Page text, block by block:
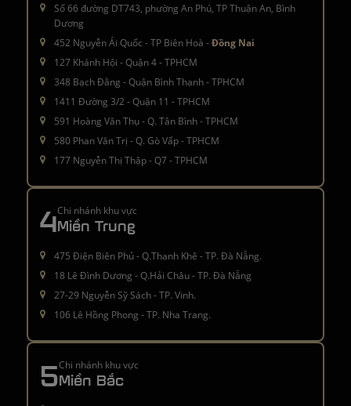
Số 66 đường DT743, phường An Phú, TP Thuận An, Bình
Dương
452 Nguyễn Ái Quốc - TP Biên Hoà -Đồng Nai
127 Khánh Hội - Quận 4 - TPHCM
348 Bạch Đằng - Quận Bình Thạnh - TPHCM
1411 Đường 3/2 - Quận 11 - TPHCM
591 Hoàng Văn Thụ - Q. Tân Bình - TPHCM
580 Phan Văn Trị - Q. Gò Vấp - TPHCM
177 Nguyễn Thị Thập - Q7 - TPHCM
4Chi nhánh khu vực
Miền Trung
475 Điện Biên Phủ - Q.Thanh Khê - TP. Đà Nẵng.
18 Lê Đình Dương - Q.Hải Châu - TP. Đà Nẵng
27-29 Nguyễn Sỹ Sách - TP. Vinh.
106 Lê Hồng Phong - TP. Nha Trang.
5Chi nhánh khu vực
Miền Bắc